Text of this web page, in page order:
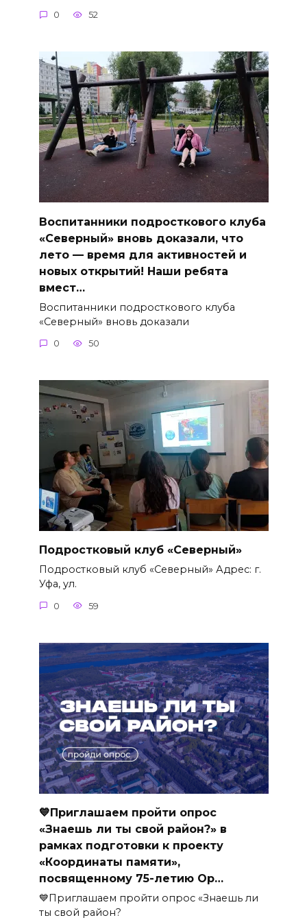
0 52
Воспитанники подросткового клуба
«Северный» вновь доказали, что
лето — время для активностей и
новых открытий! Наши ребята
вмест…
Воспитанники подросткового клуба
«Северный» вновь доказали
0 50
Подростковый клуб «Северный»
Подростковый клуб «Северный» Адрес: г.
Уфа, ул.
0 59
💙Приглашаем пройти опрос
«Знаешь ли ты свой район?» в
рамках подготовки к проекту
«Координаты памяти»,
посвященному 75-летию Ор…
💙Приглашаем пройти опрос «Знаешь ли
ты свой район?